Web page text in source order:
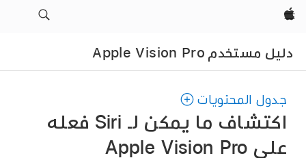
Apple‏
دليل مستخدم Apple Vision Pro
جدول المحتويات
اكتشاف ما يمكن لـ Siri فعله
على Apple Vision Pro